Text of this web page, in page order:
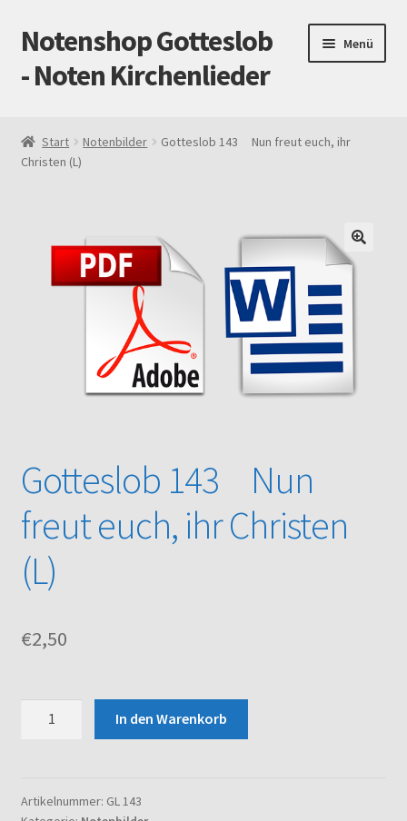
Zur
Navigation
springen
Zum
Inhalt
springen
Notenshop Gotteslob
- Noten Kirchenlieder
Menü
AGB
Cookie-Richtlinie (EU)
Gotteslob alt / neu
Über uns
Versand und Zahlungsbedingungen
Start Notenbilder
Gotteslob 143 Nun freut euch, ihr
Christen (L)
Gotteslob 143 Nun
freut euch, ihr Christen
(L)
€2,50
euch,
In den Warenkorb
Artikelnummer: GL 143